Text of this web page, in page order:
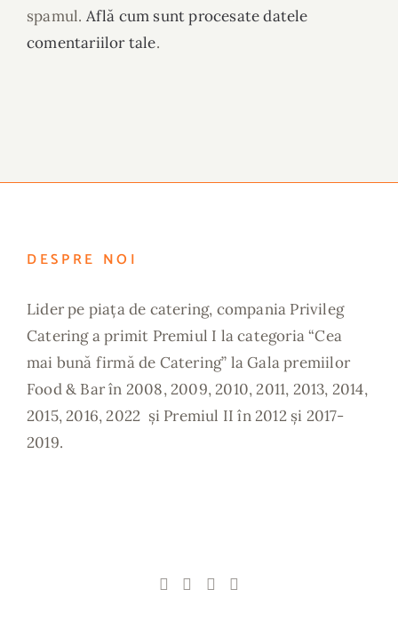
spamul. Află cum sunt procesate datele
comentariilor tale.
DESPRE NOI
Lider pe piața de catering, compania Privileg
Catering a primit Premiul I la categoria “Cea
mai bună firmă de Catering” la Gala premiilor
Food & Bar în 2008, 2009, 2010, 2011, 2013, 2014,
2015, 2016, 2022 și Premiul II în 2012 și 2017-
2019.